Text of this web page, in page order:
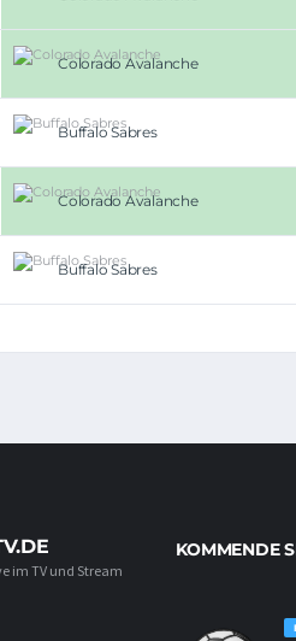
Colorado Avalanche
Buffalo Sabres
Colorado Avalanche
Buffalo Sabres
im TV und Stream
KOMMENDE